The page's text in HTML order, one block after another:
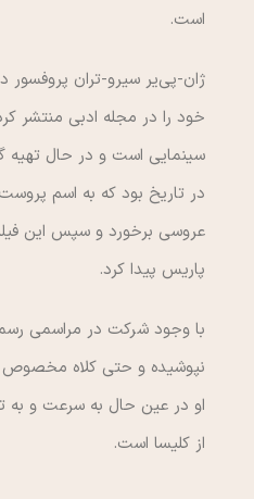
است.
ژان-پی‌یر سیرو-تران پروفسور
خود را در مجله ادبی
سینمایی است و در حال تهیه
در تاریخ بود که به اسم
عروسی برخورد و سپس این
پاریس پیدا کرد.
با وجود شرکت در مراسمی
نپوشیده و حتی کلاه
او در عین حال به سرعت و به
از کلیسا است.